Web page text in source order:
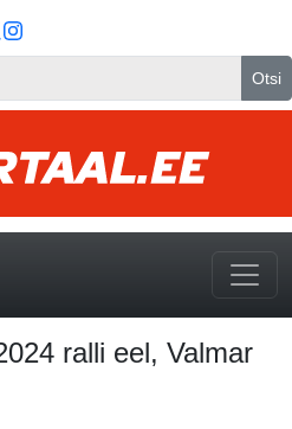
Otsi
ralli eel, Valmar